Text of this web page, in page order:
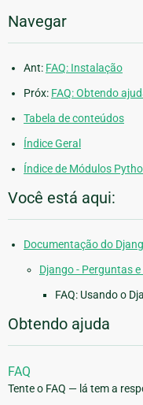
Navegar
Ant: FAQ: Instalação
Próx: FAQ: Obtendo
Tabela de conteúdos
Índice Geral
Índice de Módulos
Você está aqui:
Documentação do
Django - Perguntas
FAQ: Usando o
Obtendo ajuda
FAQ
Tente o FAQ — lá tem a